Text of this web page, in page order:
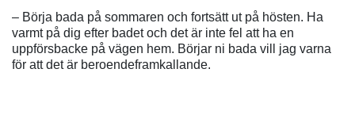
– Börja bada på sommaren och fortsätt ut på hösten. Ha
varmt på dig efter badet och det är inte fel att ha en
uppförsbacke på vägen hem. Börjar ni bada vill jag varna
för att det är beroendeframkallande.